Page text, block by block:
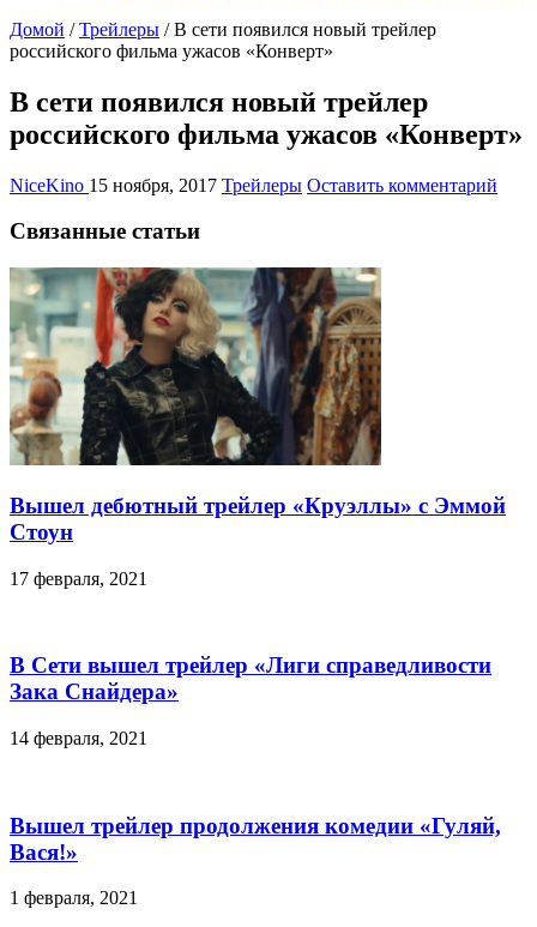
Домой / Трейлеры / В сети появился новый трейлер
российского фильма ужасов «Конверт»
В сети появился новый трейлер
российского фильма ужасов «Конверт»
NiceKino 15 ноября, 2017 Трейлеры Оставить комментарий
Связанные статьи
Вышел дебютный трейлер «Круэллы» с Эммой
Стоун
17 февраля, 2021
В Сети вышел трейлер «Лиги справедливости
Зака Снайдера»
14 февраля, 2021
Вышел трейлер продолжения комедии «Гуляй,
Вася!»
1 февраля, 2021